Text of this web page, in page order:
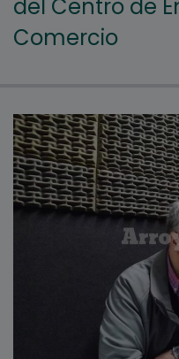
del Centro de
Comercio